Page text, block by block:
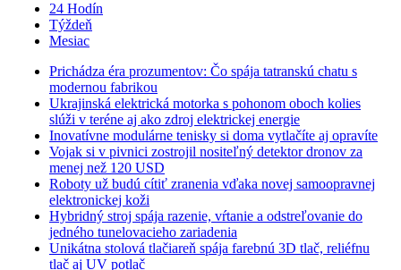
24 Hodín
Týždeň
Mesiac
Prichádza éra prozumentov: Čo spája tatranskú chatu s
modernou fabrikou
Ukrajinská elektrická motorka s pohonom oboch kolies
slúži v teréne aj ako zdroj elektrickej energie
Inovatívne modulárne tenisky si doma vytlačíte aj opravíte
Vojak si v pivnici zostrojil nositeľný detektor dronov za
menej než 120 USD
Roboty už budú cítiť zranenia vďaka novej samoopravnej
elektronickej koži
Hybridný stroj spája razenie, vŕtanie a odstreľovanie do
jedného tunelovacieho zariadenia
Unikátna stolová tlačiareň spája farebnú 3D tlač, reliéfnu
tlač aj UV potlač